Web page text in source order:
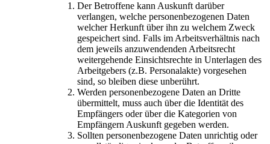
Der Betroffene kann Auskunft darüber
verlangen, welche personenbezogenen Daten
welcher Herkunft über ihn zu welchem Zweck
gespeichert sind. Falls im Arbeitsverhältnis nach
dem jeweils anzuwendenden Arbeitsrecht
weitergehende Einsichtsrechte in Unterlagen des
Arbeitgebers (z.B. Personalakte) vorgesehen
sind, so bleiben diese unberührt.
Werden personenbezogene Daten an Dritte
übermittelt, muss auch über die Identität des
Empfängers oder über die Kategorien von
Empfängern Auskunft gegeben werden.
Sollten personenbezogene Daten unrichtig oder